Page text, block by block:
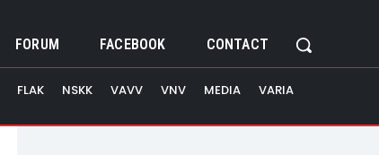
FORUM FACEBOOK CONTACT
FLAK NSKK VAVV VNV MEDIA VARIA